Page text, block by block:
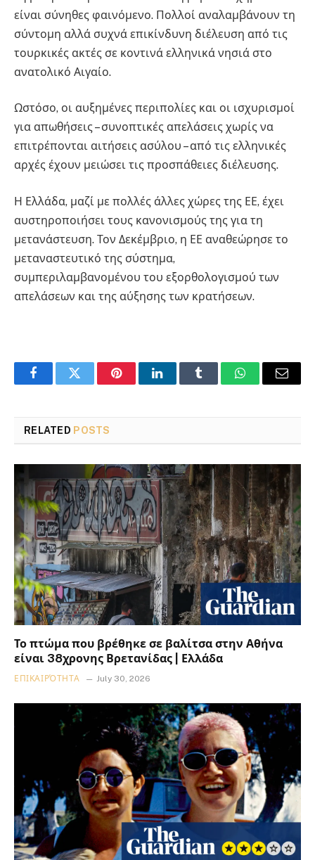
είναι σύνηθες φαινόμενο. Πολλοί αναλαμβάνουν τη
σύντομη αλλά συχνά επικίνδυνη διέλευση από τις
τουρκικές ακτές σε κοντινά ελληνικά νησιά στο
ανατολικό Αιγαίο.
Ωστόσο, οι αυξημένες περιπολίες και οι ισχυρισμοί
για απωθήσεις – συνοπτικές απελάσεις χωρίς να
επιτρέπονται αιτήσεις ασύλου – από τις ελληνικές
αρχές έχουν μειώσει τις προσπάθειες διέλευσης.
Η Ελλάδα, μαζί με πολλές άλλες χώρες της ΕΕ, έχει
αυστηροποιήσει τους κανονισμούς της για τη
μετανάστευση. Τον Δεκέμβριο, η ΕΕ αναθεώρησε το
μεταναστευτικό της σύστημα,
συμπεριλαμβανομένου του εξορθολογισμού των
απελάσεων και της αύξησης των κρατήσεων.
FacebookTwitter PinterestLinkedInTumblr WhatsAppEmail
RELATED POSTS
Το πτώμα που βρέθηκε σε βαλίτσα στην Αθήνα
είναι 38χρονης Βρετανίδας | Ελλάδα
ΕΠΙΚΑΙΡΌΤΗΤΑ July 30, 2026